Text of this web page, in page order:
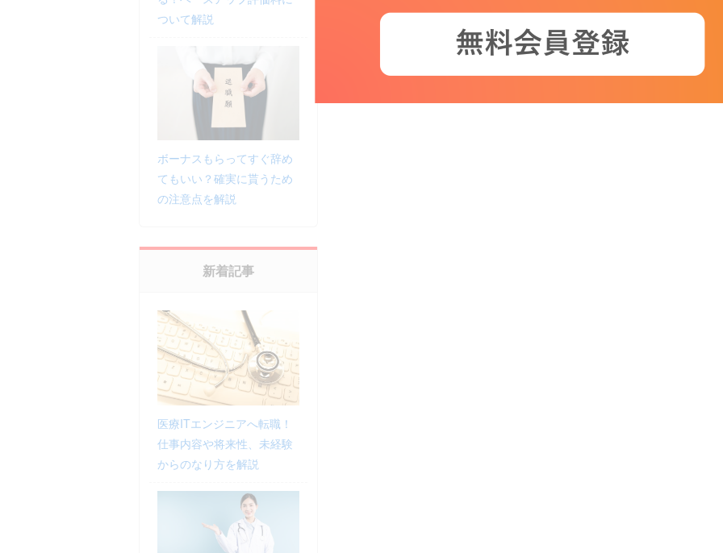
ついて解説
ボーナスもらってすぐ辞め
てもいい？確実に貰うため
の注意点を解説
新着記事
医療ITエンジニアへ転職！
仕事内容や将来性、未経験
からのなり方を解説